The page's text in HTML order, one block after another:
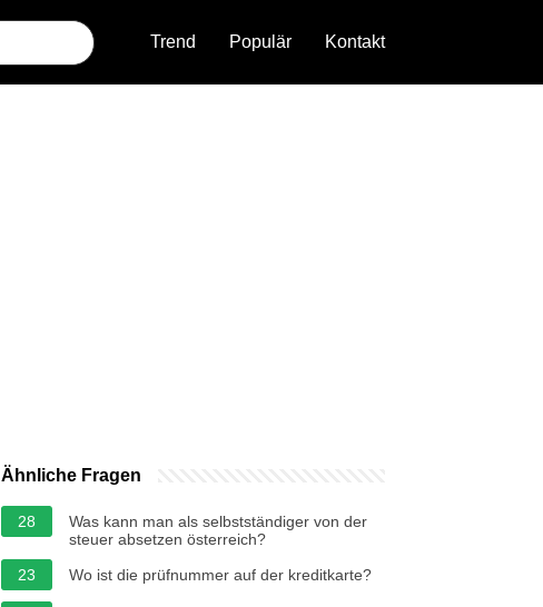
Trend Populär Kontakt
Ähnliche Fragen
28
Was kann man als selbstständiger von der
steuer absetzen österreich?
23
Wo ist die prüfnummer auf der kreditkarte?